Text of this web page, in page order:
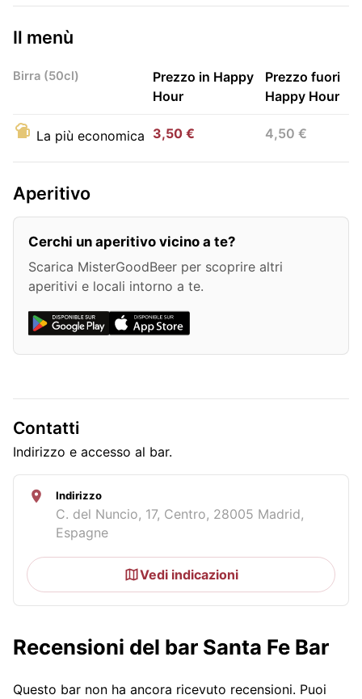
Il menù
Birra (50cl)
Prezzo in Happy
Hour
Prezzo fuori
Happy Hour
La più economica 3,50 € 4,50 €
Aperitivo
Cerchi un aperitivo vicino a te?
Scarica MisterGoodBeer per scoprire altri
aperitivi e locali intorno a te.
Contatti
Indirizzo e accesso al bar.
Indirizzo
C. del Nuncio, 17, Centro, 28005 Madrid,
Espagne
Vedi indicazioni
Recensioni del bar Santa Fe Bar
Questo bar non ha ancora ricevuto recensioni. Puoi